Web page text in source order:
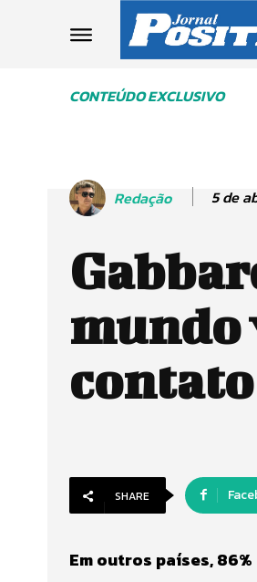
CONTEÚDO EXCLUSIVO
Redação 5 de
mundo
SHARE
Em outros países,